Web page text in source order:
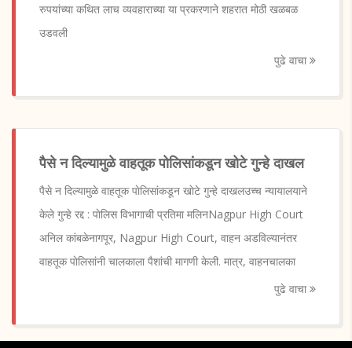
रुपयांच्या कथित लाच व्यवहाराच्या या प्रकरणाने शहरात मोठी खळबळ
उडवली
पुढे वाचा
पैसे न दिल्यामुळे वाहतूक पाेलिसांकडून खाेटे गुन्हे दाखल
पैसे न दिल्यामुळे वाहतूक पाेलिसांकडून खाेटे गुन्हे दाखलउच्च न्यायालयाने
केले गुन्हे रद्द : पाेलिस विभागाची प्रतिमा मलिनNagpur High Court
अनिल कांबळेनागपूर, Nagpur High Court, वाहन अडविल्यानंतर
वाहतूक पाेलिसांनी चालकाला पैशांची मागणी केली. मात्र, वाहनचालका
पुढे वाचा